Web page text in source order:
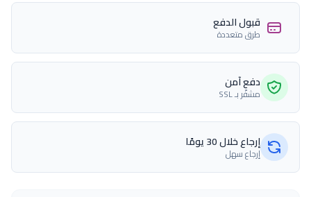
قبول الدفع
طرق متعددة
دفع آمن
مشفّر بـ SSL
إرجاع خلال 30 يومًا
إرجاع سهل